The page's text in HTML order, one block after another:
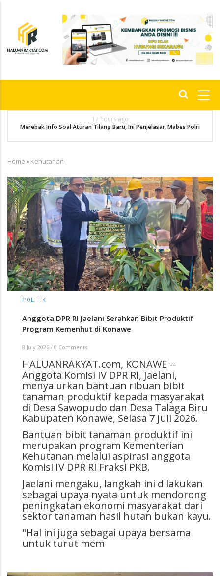
content
17 hours ago
Merebak Info Soal Aturan Tilang Baru, Ini Penjelasan Mabes Polri
Breadcrumb
Home »Kehutanan
POLITIK
Anggota DPR RI Jaelani Serahkan Bibit Produktif
Program Kemenhut di Konawe
8 July 2026 / 0 Comments
HALUANRAKYAT.com, KONAWE --
Anggota Komisi IV DPR RI, Jaelani,
menyalurkan bantuan ribuan bibit
tanaman produktif kepada masyarakat
di Desa Sawopudo dan Desa Talaga Biru
Kabupaten Konawe, Selasa 7 Juli 2026.
Bantuan bibit tanaman produktif ini
merupakan program Kementerian
Kehutanan melalui aspirasi anggota
Komisi IV DPR RI Fraksi PKB.
Jaelani mengaku, langkah ini dilakukan
sebagai upaya nyata untuk mendorong
peningkatan ekonomi masyarakat dari
sektor tanaman hasil hutan bukan kayu.
"Hal ini juga sebagai upaya bersama
untuk turut mem